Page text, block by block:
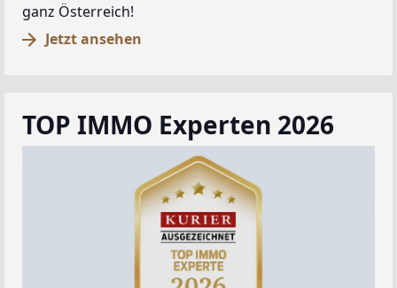
ganz Österreich!
Jetzt ansehen
TOP IMMO Experten 2026